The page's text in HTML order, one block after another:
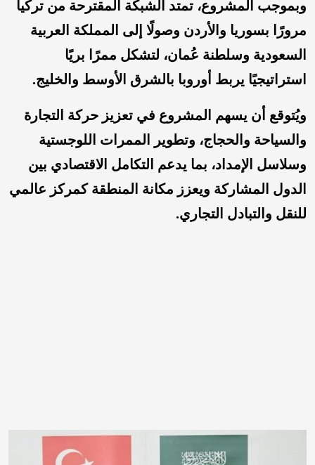
وبموجب المشروع، تمتد الشبكة المقترحة من تركيا
مرورًا بسوريا والأردن وصولًا إلى المملكة العربية
السعودية وسلطنة عُمان، لتشكل ممرًا بريًا
استراتيجيًا يربط أوروبا بالشرق الأوسط والخليج.
ويُتوقع أن يسهم المشروع في تعزيز حركة التجارة
والسياحة والحجاج، وتطوير الممرات اللوجستية
وسلاسل الإمداد، بما يدعم التكامل الاقتصادي بين
الدول المشاركة ويعزز مكانة المنطقة كمركز عالمي
للنقل والتبادل التجاري.